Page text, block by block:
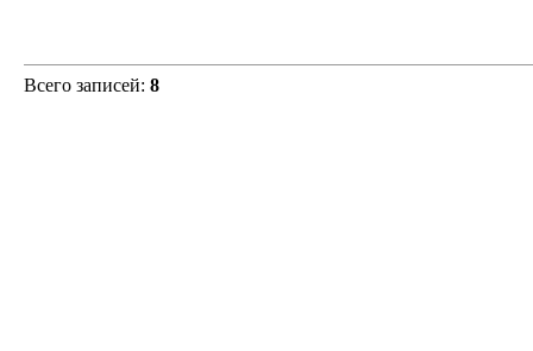
Всего записей: 8